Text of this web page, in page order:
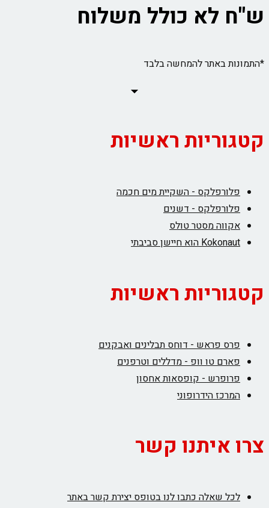
ש"ח לא כולל משלוח
*התמונות באתר להמחשה בלבד
קטגוריות ראשיות
פלורפלקס - השקיית מים חכמה
פלורפלקס - דשנים
אקווה מסטר טולס
Kokonaut הוא חיישן סביבתי
קטגוריות ראשיות
פרס פראש - דוחס תבלינים ואבקנים
פארם טו וופ - מדללים וטרפנים
פרופרש - קופסאות אחסון
המרכז הידרופוני
צרו איתנו קשר
לכל שאלה כתבו לנו בטופס יצירת קשר באתר